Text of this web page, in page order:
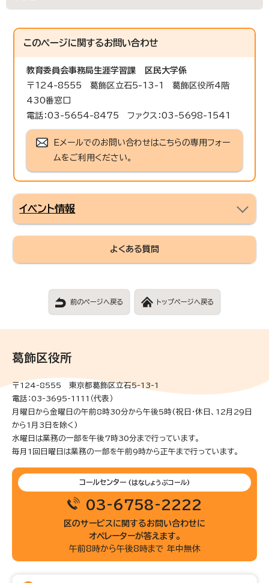
このページに関するお問い合わせ
教育委員会事務局生涯学習課
区民大学係
〒124-8555 葛飾区立石5-13-1 葛飾区役所4階
430番窓口
電話：03-5654-8475 ファクス：03-5698-1541
Eメールでのお問い合わせはこちらの専用フォー
ムをご利用ください。
イベント情報
よくある質問
前のページへ戻る トップページへ戻る
葛飾区役所
〒124-8555 東京都葛飾区立石5-13-1
電話：03-3695-1111（代表）
月曜日から金曜日の午前8時30分から午後5時(祝日・休日、12月29日
から1月3日を除く)
水曜日は業務の一部を午後7時30分まで行っています。
毎月1回日曜日は業務の一部を午前9時から正午まで行っています。
コールセンター (はなしょうぶコール)
03-6758-2222
区のサービスに関するお問い合わせに
オペレーターが答えます。
午前8時から午後8時まで 年中無休